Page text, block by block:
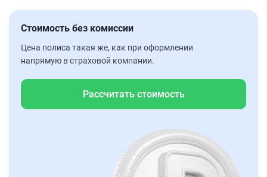
Стоимость без комиссии
Цена полиса такая же, как при оформлении
напрямую в страховой компании.
Рассчитать стоимость